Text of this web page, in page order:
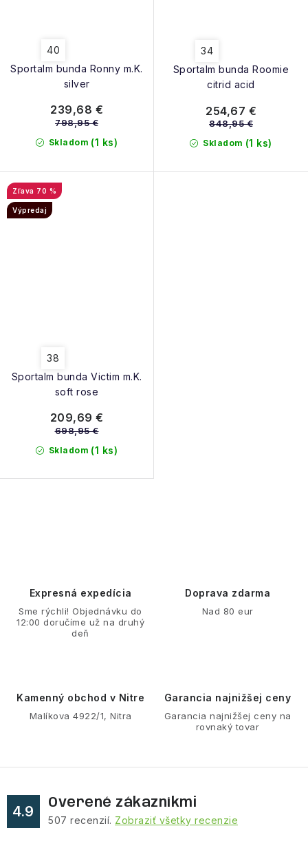
Sportalm bunda Ronny m.K.
silver
40
Skladom (1 ks)
239,68 €
798,95 €
Sportalm bunda Roomie
citrid acid
34
Skladom (1 ks)
254,67 €
848,95 €
Sportalm bunda Victim m.K.
soft rose
70 %
Výpredaj
38
Skladom (1 ks)
209,69 €
698,95 €
v
p
i
Expresná expedícia
Sme rýchli! Objednávku do
12:00 doručíme už na druhý
deň
Doprava zdarma
Nad 80 eur
Kamenný obchod v Nitre
Malíkova 4922/1, Nitra
Garancia najnižšej ceny
Garancia najnižšej ceny na
rovnaký tovar
4.9
Overené zákazníkmi
507 recenzií. Zobraziť všetky recenzie